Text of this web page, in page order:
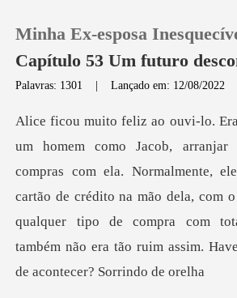
Minha Ex-esposa
Capítulo 53 Um futuro
Palavras: 1301 |Lançado em: 12/08/2022
m ela. Normalmente,
cartão de crédito na mão dela, com
qualquer tipo de com